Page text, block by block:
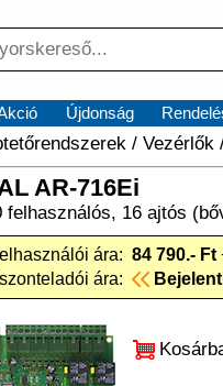
Újdonság
/ Vezérlők
AR-716Ei
felhasználós, 16 ajtós
ára: 84 790.- Ft
ára: